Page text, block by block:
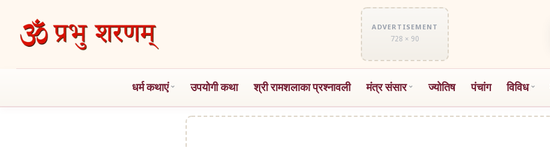
ADVERTISEMENT
728 × 90
धर्म कथाएं उपयोगी कथा श्री रामशलाका प्रश्नावली मंत्र संसार ज्योतिष पंचांग विविध